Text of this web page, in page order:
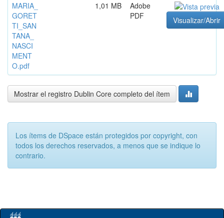
MARIA_
GORET
TI_SAN
TANA_
NASCI
MENT
O.pdf
1,01 MB
Adobe
PDF
Visualizar/Abrir
Mostrar el registro Dublin Core completo del ítem
Los ítems de DSpace están protegidos por copyright, con
todos los derechos reservados, a menos que se indique lo
contrario.